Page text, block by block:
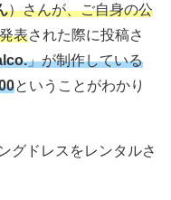
）さんが、ご自身の公
表された際に投稿さ
」が制作している
ということがわかり
グドレスをレンタルさ